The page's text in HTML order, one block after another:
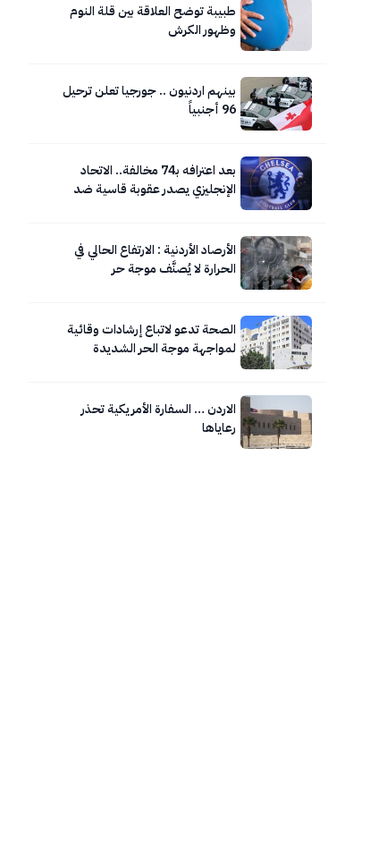
طبيبة توضح العلاقة بين قلة النوم
وظهور الكرش
بينهم اردنيون .. جورجيا تعلن ترحيل
96 أجنبياً
بعد اعترافه بـ74 مخالفة.. الاتحاد
الإنجليزي يصدر عقوبة قاسية ضد
الأرصاد الأردنية : الارتفاع الحالي في
الحرارة لا يُصنَّف موجة حر
الصحة تدعو لاتباع إرشادات وقائية
لمواجهة موجة الحر الشديدة
الاردن … السفارة الأمريكية تحذر
رعاياها